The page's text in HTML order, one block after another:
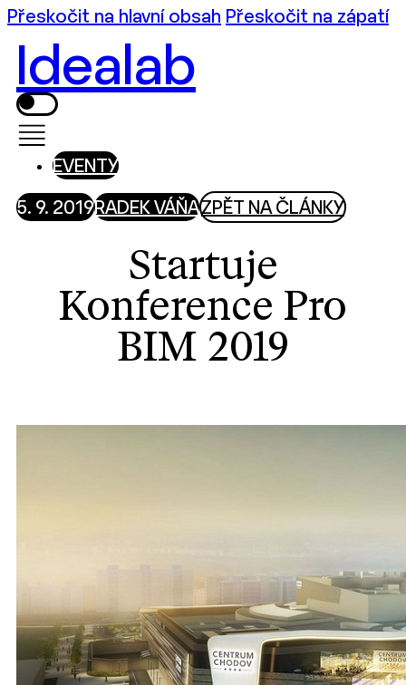
Přeskočit na hlavní obsah Přeskočit na zápatí
Idealab
EVENTY
5. 9. 2019RADEK VÁŇAZPĚT NA ČLÁNKY
Startuje
Konference Pro
BIM 2019